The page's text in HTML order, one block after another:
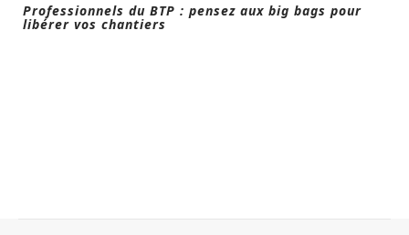
Professionnels du BTP : pensez aux big bags pour
libérer vos chantiers